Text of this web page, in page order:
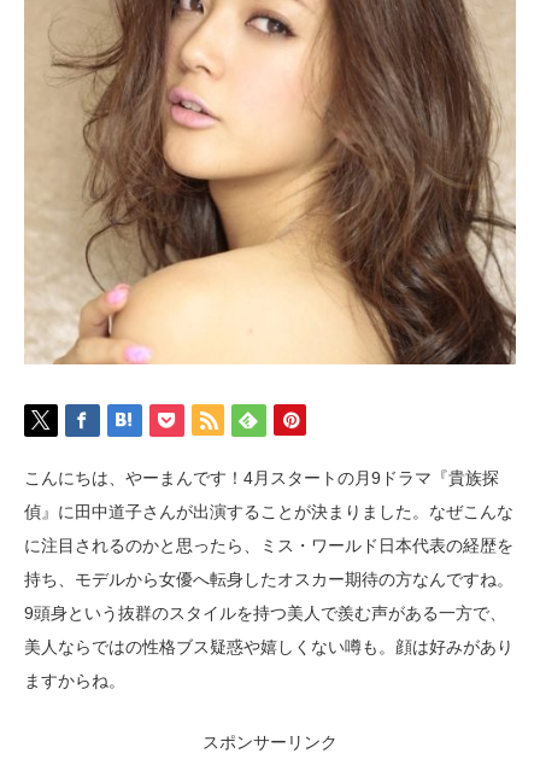
こんにちは、やーまんです！4月スタートの月9ドラマ『貴族探
偵』に田中道子さんが出演することが決まりました。なぜこんな
に注目されるのかと思ったら、ミス・ワールド日本代表の経歴を
持ち、モデルから女優へ転身したオスカー期待の方なんですね。
9頭身という抜群のスタイルを持つ美人で羨む声がある一方で、
美人ならではの性格ブス疑惑や嬉しくない噂も。顔は好みがあり
ますからね。
スポンサーリンク